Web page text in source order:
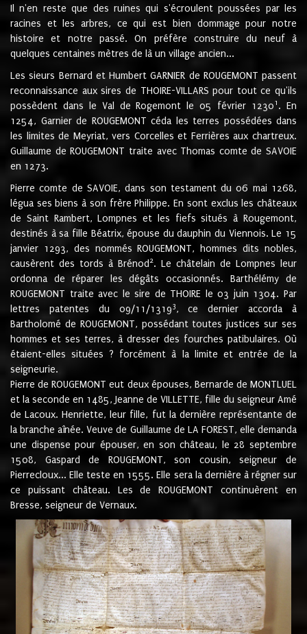
Il n'en reste que des ruines qui s'écroulent poussées par les
racines et les arbres, ce qui est bien dommage pour notre
histoire et notre passé. On préfère construire du neuf à
quelques centaines mètres de là un village ancien...
Les sieurs Bernard et Humbert GARNIER de ROUGEMONT passent
reconnaissance aux sires de THOIRE-VILLARS pour tout ce qu'ils
possèdent dans le Val de Rogemont le 05 février 12301 . En
1254, Garnier de ROUGEMONT céda les terres possédées dans
les limites de Meyriat, vers Corcelles et Ferrières aux chartreux.
Guillaume de ROUGEMONT traite avec Thomas comte de SAVOIE
en 1273.
Pierre comte de SAVOIE, dans son testament du 06 mai 1268,
légua ses biens à son frère Philippe. En sont exclus les châteaux
de Saint Rambert, Lompnes et les fiefs situés à Rougemont,
destinés à sa fille Béatrix, épouse du dauphin du Viennois. Le 15
janvier 1293, des nommés ROUGEMONT, hommes dits nobles,
causèrent des tords à Brénod 2. Le châtelain de Lompnes leur
ordonna de réparer les dégâts occasionnés. Barthélémy de
ROUGEMONT traite avec le sire de THOIRE le 03 juin 1304. Par
lettres patentes du 09/11/13193, ce dernier accorda à
Bartholomé de ROUGEMONT, possédant toutes justices sur ses
hommes et ses terres, à dresser des fourches patibulaires. Où
étaient-elles situées ? forcément à la limite et entrée de la
seigneurie.
Pierre de ROUGEMONT eut deux épouses, Bernarde de MONTLUEL
et la seconde en 1485, Jeanne de VILLETTE, fille du seigneur Amé
de Lacoux. Henriette, leur fille, fut la dernière représentante de
la branche aînée. Veuve de Guillaume de LA FOREST, elle demanda
une dispense pour épouser, en son château, le 28 septembre
1508, Gaspard de ROUGEMONT, son cousin, seigneur de
Pierrecloux... Elle teste en 1555. Elle sera la dernière à régner sur
ce puissant château. Les de ROUGEMONT continuèrent en
Bresse, seigneur de Vernaux.